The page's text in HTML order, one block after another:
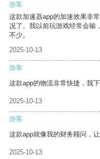
游客
这款加速器app的加速效果非
况了。我以前玩游戏经常会输
不少。
2025-10-13
游客
这款app的物流非常快捷，我
2025-10-13
游客
这款app就像我的财务顾问，
2025-10-13